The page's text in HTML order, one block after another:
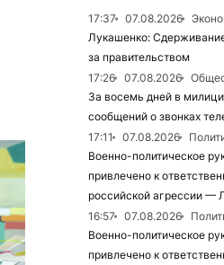
17:37 07.08.2026
Лукашенко:
за правительством
17:26
07.08.2026
За восемь дней в
сообщений о звонках
17:11
07.08.2026
Военно-политическое
привлечено к
российской агрессии —
16:57
07.08.2026
Военно-политическое
привлечено к